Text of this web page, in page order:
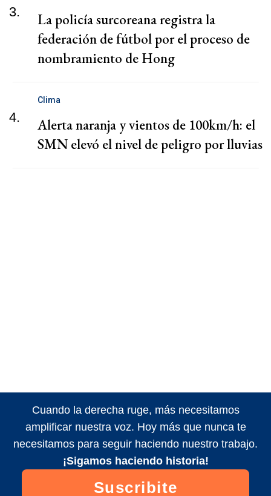
3.
La policía surcoreana registra la
federación de fútbol por el proceso de
nombramiento de Hong
4.
Clima
Alerta naranja y vientos de 100km/h: el
SMN elevó el nivel de peligro por lluvias
Cuando la derecha ruge, más necesitamos
amplificar nuestra voz. Hoy más que nunca te
necesitamos para seguir haciendo nuestro trabajo.
¡Sigamos haciendo historia!
Suscribite